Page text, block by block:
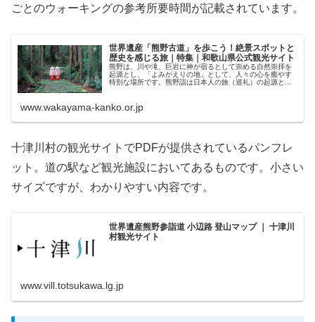
ごとのウォーキングの参考所要時間が記載されています。
世界遺産「熊野古道」を歩こう！絶景スポットと
歴史を感じる旅｜特集｜和歌山県公式観光サイト
熊野は、川や滝、巨岩に神が宿るとして崇める自然崇拝を
起源とし、「よみがえりの地」として、人々の心を癒やす
特別な場所です。熊野詣は日本人の旅（巡礼）の起源とも
www.wakayama-kanko.or.jp
十津川村の観光サイトでPDFが提供されているパンフレ
ット。道の駅など観光施設においてあるものです。小さい
サイズですが、わかりやすい内容です。
世界遺産熊野参詣道 小辺路 登山マップ ｜ 十津川
村観光サイト
www.vill.totsukawa.lg.jp